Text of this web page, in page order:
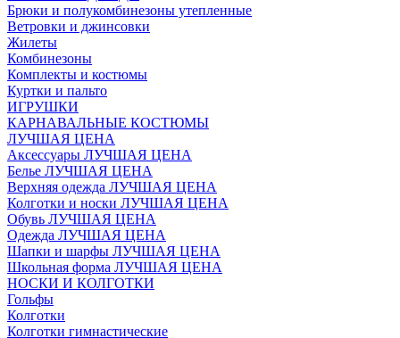
Брюки и полукомбинезоны утепленные
Ветровки и джинсовки
Жилеты
Комбинезоны
Комплекты и костюмы
Куртки и пальто
ИГРУШКИ
КАРНАВАЛЬНЫЕ КОСТЮМЫ
ЛУЧШАЯ ЦЕНА
Аксессуары ЛУЧШАЯ ЦЕНА
Белье ЛУЧШАЯ ЦЕНА
Верхняя одежда ЛУЧШАЯ ЦЕНА
Колготки и носки ЛУЧШАЯ ЦЕНА
Обувь ЛУЧШАЯ ЦЕНА
Одежда ЛУЧШАЯ ЦЕНА
Шапки и шарфы ЛУЧШАЯ ЦЕНА
Школьная форма ЛУЧШАЯ ЦЕНА
НОСКИ И КОЛГОТКИ
Гольфы
Колготки
Колготки гимнастические